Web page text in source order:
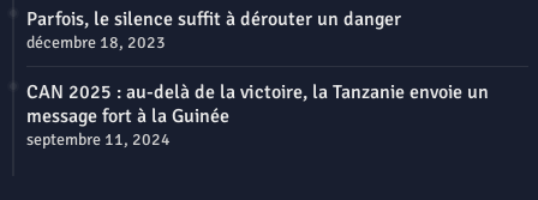
Parfois, le silence suffit à dérouter un danger
décembre 18, 2023
CAN 2025 : au-delà de la victoire, la Tanzanie envoie un
message fort à la Guinée
septembre 11, 2024